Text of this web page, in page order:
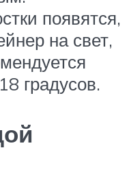
появятся,
на свет,
градусов.